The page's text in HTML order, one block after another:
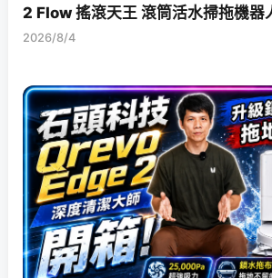
2 Flow 搖滾天王 滾筒活水掃拖機器
2026/8/4